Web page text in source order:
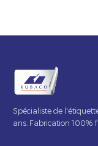
Spécialiste de
ans. Fabrication 100%